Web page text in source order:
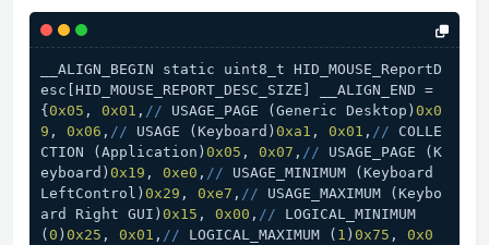
__ALIGN_BEGIN static uint8_t HID_MOUSE_ReportD
esc[HID_MOUSE_REPORT_DESC_SIZE] __ALIGN_END =
{ 0x05 , 0x01 , // USAGE_PAGE (Generic Desktop) 0x0
9 , 0x06 , // USAGE (Keyboard) 0xa1 , 0x01 , // COLLE
CTION (Application) 0x05 , 0x07 , // USAGE_PAGE (K
eyboard) 0x19 , 0xe0 , // USAGE_MINIMUM (Keyboard
LeftControl) 0x29 , 0xe7 , // USAGE_MAXIMUM (Keybo
ard Right GUI) 0x15 , 0x00 , // LOGICAL_MINIMUM
( 0 ) 0x25 , 0x01 , // LOGICAL_MAXIMUM ( 1 ) 0x75 , 0x0